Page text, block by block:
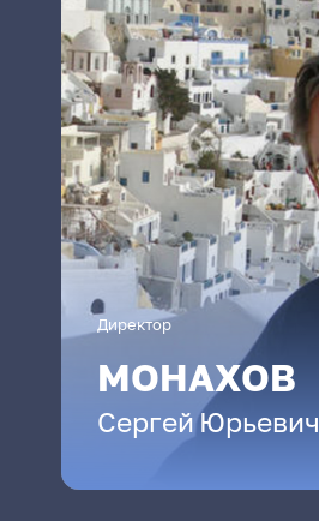
Директор
МОНАХОВ
СергейЮрьевич